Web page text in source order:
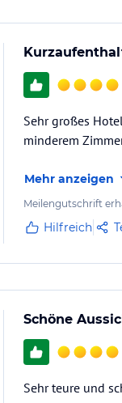
Sehr großes
minderem
Mehr anzeigen
Meilengutschrift
Hilfreich
Schöne
Sehr teure und